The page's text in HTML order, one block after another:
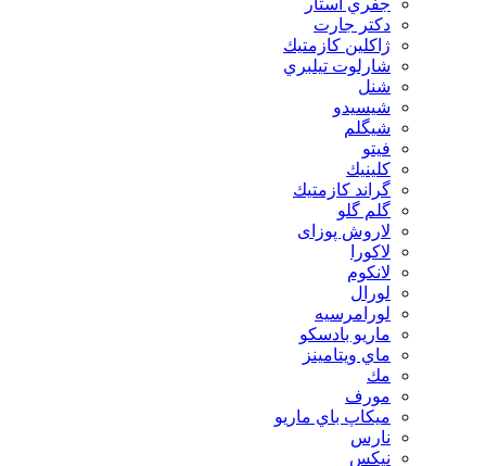
دكتر جارت
ژاكلين كازمتيك
شارلوت تيلبري
شنل
شيسيدو
شیگلم
فيتو
كلينيك
گراند كازمتيك
گلم گلو
لاروش پوزای
لاكورا
لانكوم
لورال
لورامرسيه
ماريو بادسكو
ماي ويتامينز
مك
مورف
ميكاپ باي ماريو
نارس
نيكس